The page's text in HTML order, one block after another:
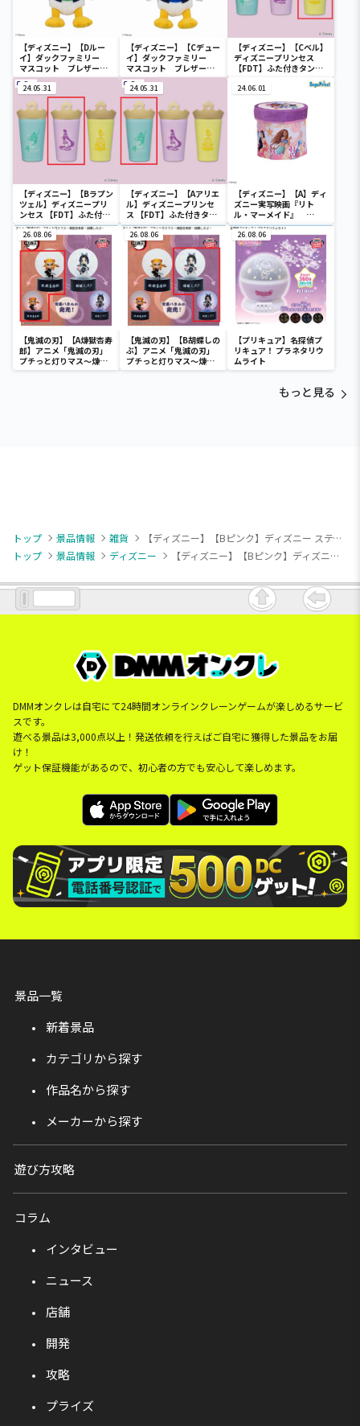
【ディズニー】【Dルー
イ】ダックファミリー
マスコット ブレザーコ
スチューム
【ディズニー】【Cデュー
イ】ダックファミリー
マスコット ブレザーコ
スチューム
【ディズニー】【Cベル】
ディズニープリンセス
【FDT】ふた付きタンブ
24.05.31
【ディズニー】【Bラプン
ツェル】ディズニープリ
ンセス 【FDT】ふた付き
タンブラー
24.05.31
【ディズニー】【Aアリエ
ル】ディズニープリンセ
ス 【FDT】ふた付きタン
ブラー
24.06.01
【ディズニー】【A】ディ
ズニー実写映画『リト
ル・マーメイド』
[PtZ]折り畳みボックス
チェアー
26.08.06
【鬼滅の刃】【A煉獄杏寿
郎】アニメ「鬼滅の刃」
プチっと灯りマス～煉獄
杏寿郎・胡蝶しのぶ～
26.08.06
【鬼滅の刃】【B胡蝶しの
ぶ】アニメ「鬼滅の刃」
プチっと灯りマス～煉獄
杏寿郎・胡蝶しのぶ～
26.08.06
【プリキュア】名探偵プ
リキュア！ プラネタリウ
ムライト
もっと見る
トップ 景品情報 雑貨
【ディズニー】【Bピンク】ディズニー スティッチ 星空サンセット ウォーターボトル
トップ
景品情報 ディズニー 【ディズニー】【Bピンク】ディズニー スティッチ 星空サンセット ウォーターボトル
DMMオンクレは自宅にて24時間オンラインクレーンゲームが楽しめるサービ
スです。
遊べる景品は3,000点以上！発送依頼を行えばご自宅に獲得した景品をお届
け！
ゲット保証機能があるので、初心者の方でも安心して楽しめます。
景品一覧
新着景品
カテゴリから探す
作品名から探す
メーカーから探す
遊び方攻略
コラム
インタビュー
ニュース
店舗
開発
攻略
プライズ